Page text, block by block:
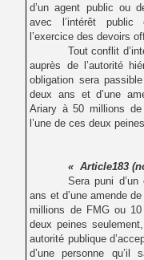
d’un agent public ou
avec l’intérêt public
l’exercice des devoirs
Tout conflit
auprès de l’autorité
obligation sera
deux ans et d’une
Ariary à 50 millions
l’une de ces deux
« Article183
Sera puni
ans et d’une amende
millions de FMG ou
deux peines
autorité publique
d’une personne